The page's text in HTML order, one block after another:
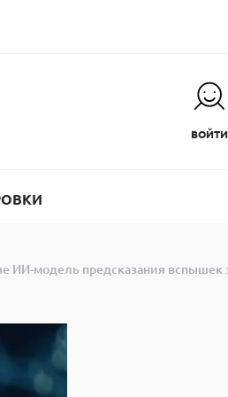
ВОЙТИ
ИИ-модель предсказания